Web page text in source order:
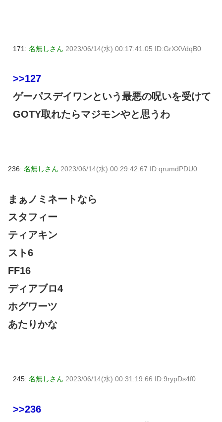
171: 名無しさん 2023/06/14(水) 00:17:41.05 ID:GrXXVdqB0
>>127
ゲーパスデイワンという最悪の呪いを受けて
GOTY取れたらマジモンやと思うわ
236: 名無しさん 2023/06/14(水) 00:29:42.67 ID:qrumdPDU0
まぁノミネートなら
スタフィー
ティアキン
スト6
FF16
ディアブロ4
ホグワーツ
あたりかな
245: 名無しさん 2023/06/14(水) 00:31:19.66 ID:9rypDs4f0
>>236